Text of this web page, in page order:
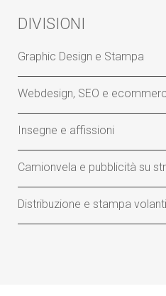
DIVISIONI
Graphic Design e Stampa
Webdesign, SEO e
Insegne e affissioni
Camionvela e pubblicità su
Distribuzione e stampa